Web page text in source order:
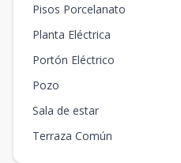
Pisos Porcelanato
Planta Eléctrica
Portón Eléctrico
Pozo
Sala de estar
Terraza Común